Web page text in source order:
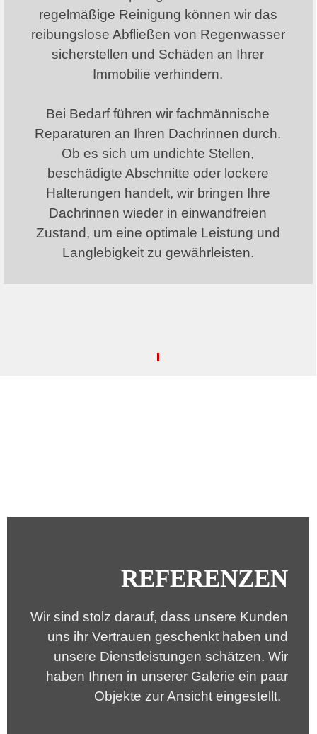
regelmäßige Reinigung können wir das
reibungslose Abfließen von Regenwasser
sicherstellen und Schäden an Ihrer
Immobilie verhindern.
Bei Bedarf führen wir fachmännische
Reparaturen an Ihren Dachrinnen durch.
Ob es sich um undichte Stellen,
beschädigte Abschnitte oder lockere
Halterungen handelt, wir bringen Ihre
Dachrinnen wieder in einwandfreien
Zustand, um eine optimale Leistung und
Langlebigkeit zu gewährleisten.
REFERENZEN
Wir sind stolz darauf, dass unsere Kunden
uns ihr Vertrauen geschenkt haben und
unsere Dienstleistungen schätzen. Wir
haben Ihnen in unserer Galerie ein paar
Objekte zur Ansicht eingestellt.